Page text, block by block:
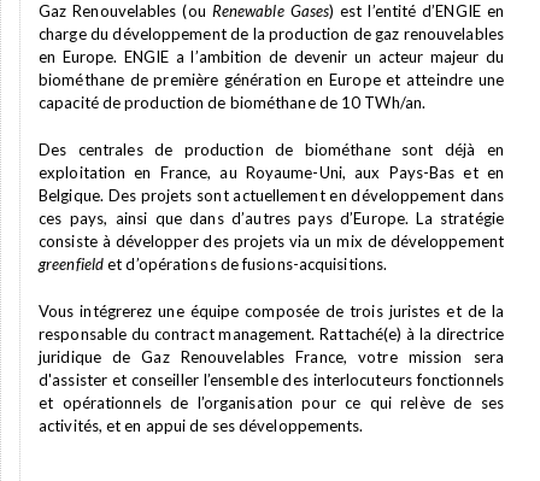
Gaz Renouvelables (ou Renewable Gases) est l’entité d’ENGIE en
charge du développement de la production de gaz renouvelables
en Europe. ENGIE a l’ambition de devenir un acteur majeur du
biométhane de première génération en Europe et atteindre une
capacité de production de biométhane de 10 TWh/an.
Des centrales de production de biométhane sont déjà en
exploitation en France, au Royaume-Uni, aux Pays-Bas et en
Belgique. Des projets sont actuellement en développement dans
ces pays, ainsi que dans d’autres pays d’Europe. La stratégie
consiste à développer des projets via un mix de développement
greenfieldet d’opérations de fusions-acquisitions.
Vous intégrerez une équipe composée de trois juristes et de la
responsable du contract management. Rattaché(e) à la directrice
juridique de Gaz Renouvelables France, votre mission sera
d'assister et conseiller l’ensemble des interlocuteurs fonctionnels
et opérationnels de l’organisation pour ce qui relève de ses
activités, et en appui de ses développements.